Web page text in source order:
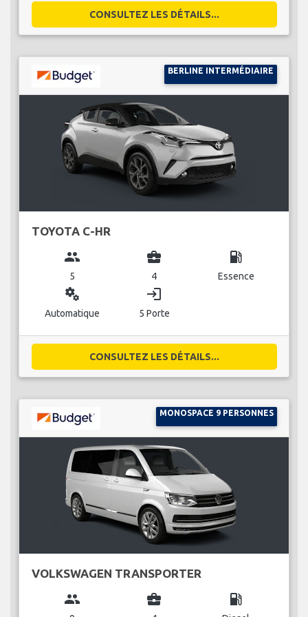
CONSULTEZ LES DÉTAILS...
BERLINE INTERMÉDIAIRE
TOYOTA C-HR
group
5
business_center
4
local_gas_station
Essence
miscellaneous_services
Automatique
login
5 Porte
CONSULTEZ LES DÉTAILS...
MONOSPACE 9 PERSONNES
VOLKSWAGEN TRANSPORTER
group business_center local_gas_station